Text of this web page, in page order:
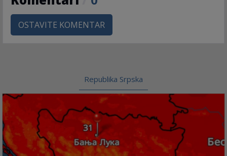
OSTAVITE KOMENTAR
Republika Srpska